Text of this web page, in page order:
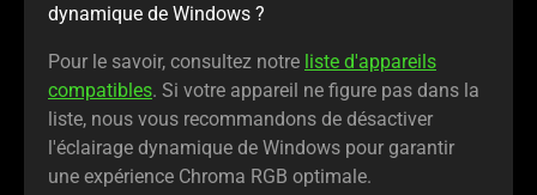
dynamique de Windows ?
Pour le savoir, consultez notre liste d'appareils
compatibles. Si votre appareil ne figure pas dans la
liste, nous vous recommandons de désactiver
l'éclairage dynamique de Windows pour garantir
une expérience Chroma RGB optimale.